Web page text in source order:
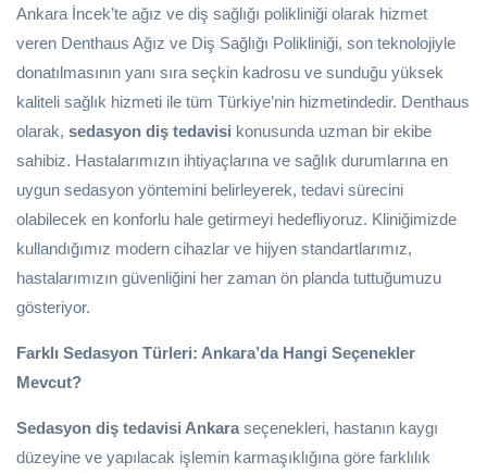
Ankara İncek’te ağız ve diş sağlığı polikliniği olarak hizmet
veren Denthaus Ağız ve Diş Sağlığı Polikliniği, son teknolojiyle
donatılmasının yanı sıra seçkin kadrosu ve sunduğu yüksek
kaliteli sağlık hizmeti ile tüm Türkiye’nin hizmetindedir. Denthaus
olarak, sedasyon diş tedavisi konusunda uzman bir ekibe
sahibiz. Hastalarımızın ihtiyaçlarına ve sağlık durumlarına en
uygun sedasyon yöntemini belirleyerek, tedavi sürecini
olabilecek en konforlu hale getirmeyi hedefliyoruz. Kliniğimizde
kullandığımız modern cihazlar ve hijyen standartlarımız,
hastalarımızın güvenliğini her zaman ön planda tuttuğumuzu
gösteriyor.
Farklı Sedasyon Türleri: Ankara’da Hangi Seçenekler
Mevcut?
Sedasyon diş tedavisi Ankara seçenekleri, hastanın kaygı
düzeyine ve yapılacak işlemin karmaşıklığına göre farklılık